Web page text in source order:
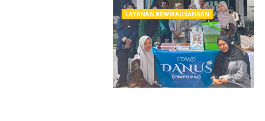
LAYANAN KEWIRAUSAHAAN